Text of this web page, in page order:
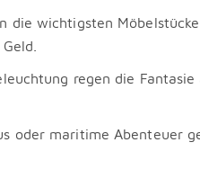
die wichtigsten
regen die
oder maritime Abenteuer